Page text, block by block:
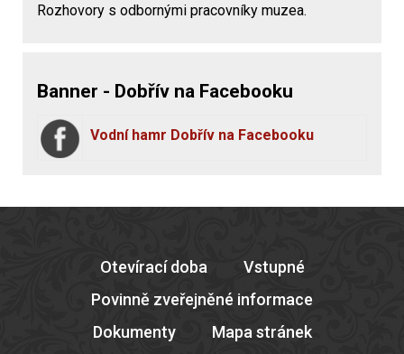
Rozhovory s odbornými pracovníky muzea.
Banner - Dobřív na Facebooku
Vodní hamr Dobřív na Facebooku
Otevírací doba
Vstupné
Povinně zveřejněné informace
Dokumenty
Mapa stránek